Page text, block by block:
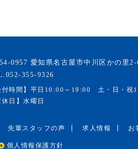
0957 愛知県名古屋市中川区かの里2-
355-9326
付時間】 平日10:00～19:00 土・日・祝
休日】水曜日
先輩スタッフの声 求人情報 お
個人情報保護方針